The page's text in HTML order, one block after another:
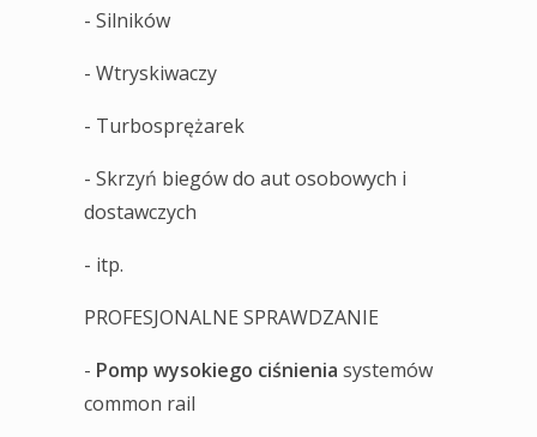
- Silników
- Wtryskiwaczy
- Turbosprężarek
- Skrzyń biegów do aut osobowych i
dostawczych
- itp.
PROFESJONALNE SPRAWDZANIE
- Pomp wysokiego ciśnienia systemów
common rail